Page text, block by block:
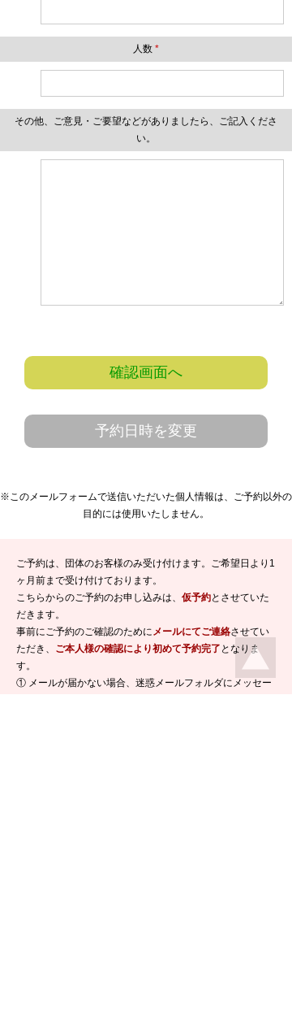
人数 *
その他、ご意見・ご要望などがありましたら、ご記入くださ
い。
確認画面へ
予約日時を変更
※このメールフォームで送信いただいた個人情報は、ご予約以外の
目的には使用いたしません。
ご予約は、団体のお客様のみ受け付けます。ご希望日より1
ヶ月前まで受け付けております。
こちらからのご予約のお申し込みは、 仮予約とさせていた
だきます。
事前にご予約のご確認のためにメールにてご連絡させてい
ただき、 ご本人様の確認により初めて予約完了 となりま
す。
① メールが届かない場合、迷惑メールフォルダにメッセー